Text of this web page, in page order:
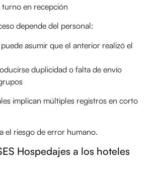
turno en recepción
depende del personal:
asumir que el anterior realizó el
duplicidad o falta de envío
implican múltiples registros en corto
el riesgo de error humano.
Hospedajes a los hoteles